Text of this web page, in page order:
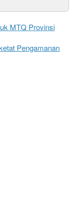
MTQ Provinsi
Pengamanan